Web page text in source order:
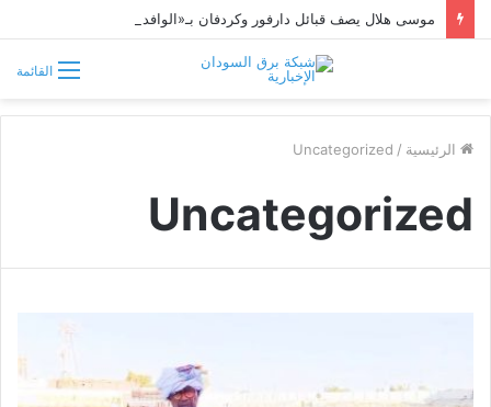
القائمة
الرئيسية /
Uncategorized
Uncategorized